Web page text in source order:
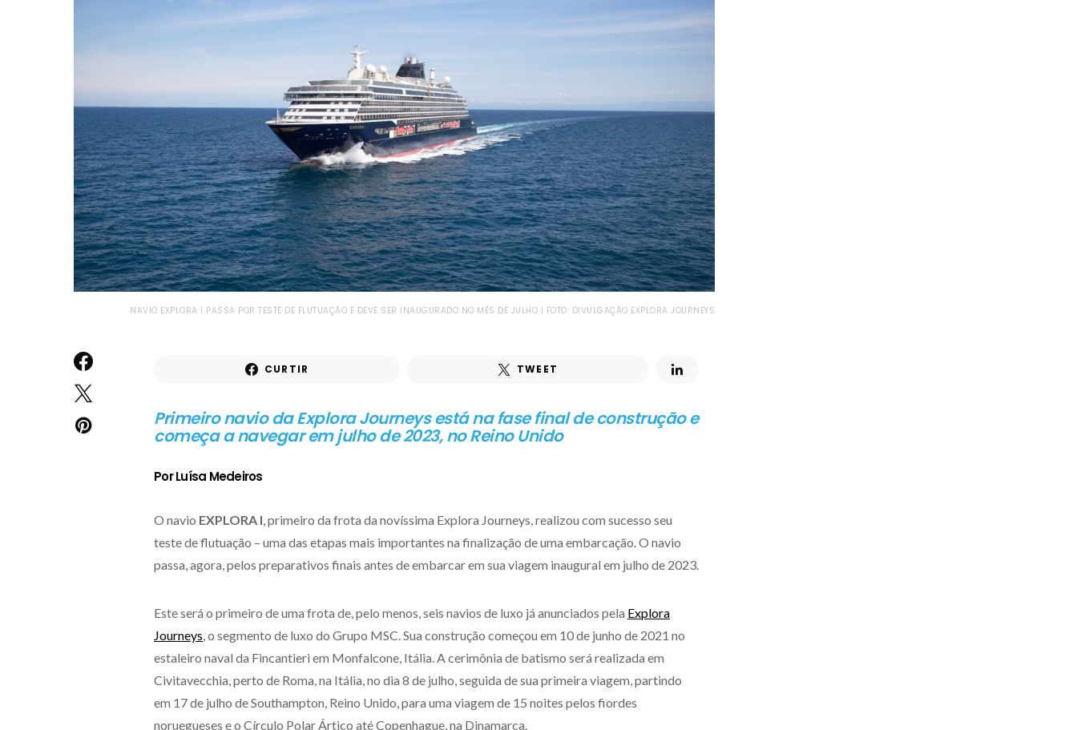
NAVIO EXPLORA I PASSA POR TESTE DE FLUTUAÇÃO E DEVE SER INAUGURADO NO MÊS DE JULHO | FOTO: DIVULGAÇÃO EXPLORA JOURNEYS
CURTIR TWEET
Primeiro navio da Explora Journeys está na fase final de construção e
começa a navegar em julho de 2023, no Reino Unido
Por Luísa Medeiros
O navio EXPLORA I, primeiro da frota da novíssima Explora Journeys, realizou com sucesso seu
teste de flutuação – uma das etapas mais importantes na finalização de uma embarcação. O navio
passa, agora, pelos preparativos finais antes de embarcar em sua viagem inaugural em julho de 2023.
Este será o primeiro de uma frota de, pelo menos, seis navios de luxo já anunciados pela Explora
Journeys, o segmento de luxo do Grupo MSC. Sua construção começou em 10 de junho de 2021 no
estaleiro naval da Fincantieri em Monfalcone, Itália. A cerimônia de batismo será realizada em
Civitavecchia, perto de Roma, na Itália, no dia 8 de julho, seguida de sua primeira viagem, partindo
em 17 de julho de Southampton, Reino Unido, para uma viagem de 15 noites pelos fiordes
noruegueses e o Círculo Polar Ártico até Copenhague, na Dinamarca.